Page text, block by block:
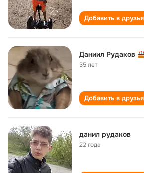
Добавить в друзья
Даниил Рудаков
35 лет
Добавить в друзья
данил рудаков
22 года